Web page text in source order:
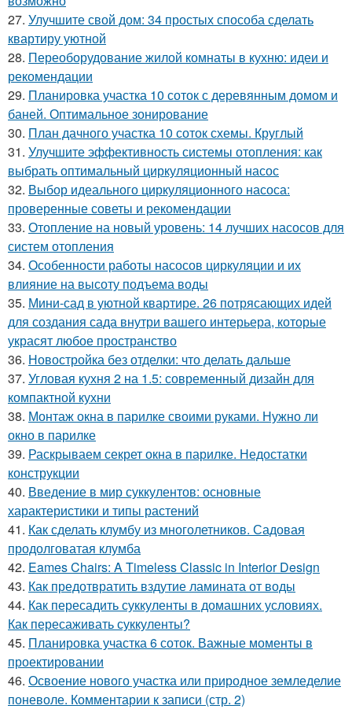
27. Улучшите свой дом: 34 простых способа сделать
квартиру уютной
28. Переоборудование жилой комнаты в кухню: идеи и
рекомендации
29. Планировка участка 10 соток с деревянным домом и
баней. Оптимальное зонирование
30. План дачного участка 10 соток схемы. Круглый
31. Улучшите эффективность системы отопления: как
выбрать оптимальный циркуляционный насос
32. Выбор идеального циркуляционного насоса:
проверенные советы и рекомендации
33. Отопление на новый уровень: 14 лучших насосов для
систем отопления
34. Особенности работы насосов циркуляции и их
влияние на высоту подъема воды
35. Мини-сад в уютной квартире. 26 потрясающих идей
для создания сада внутри вашего интерьера, которые
украсят любое пространство
36. Новостройка без отделки: что делать дальше
37. Угловая кухня 2 на 1.5: современный дизайн для
компактной кухни
38. Монтаж окна в парилке своими руками. Нужно ли
окно в парилке
39. Раскрываем секрет окна в парилке. Недостатки
конструкции
40. Введение в мир суккулентов: основные
характеристики и типы растений
41. Как сделать клумбу из многолетников. Садовая
продолговатая клумба
42. Eames Chairs: A Timeless Classic in Interior Design
43. Как предотвратить вздутие ламината от воды
44. Как пересадить суккуленты в домашних условиях.
Как пересаживать суккуленты?
45. Планировка участка 6 соток. Важные моменты в
проектировании
46. Освоение нового участка или природное земледелие
поневоле. Комментарии к записи (стр. 2)